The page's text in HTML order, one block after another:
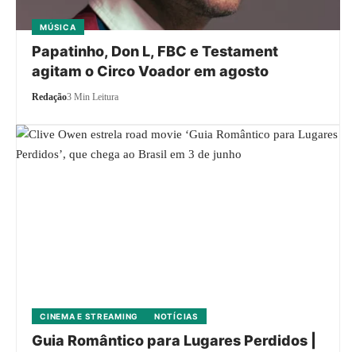
MÚSICA
Papatinho, Don L, FBC e Testament
agitam o Circo Voador em agosto
Redação3 Min Leitura
CINEMA E STREAMING NOTÍCIAS
Guia Romântico para Lugares Perdidos |